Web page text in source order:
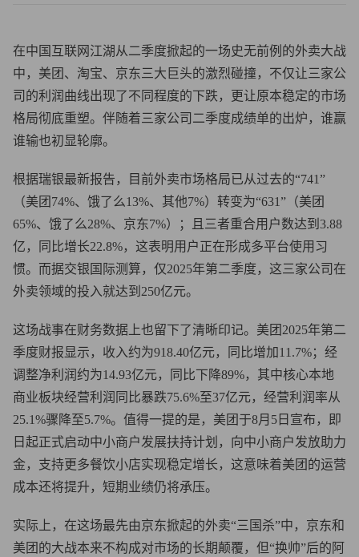
在中国互联网江湖从二季度掀起的一场史无前例的外卖大战
中，美团、淘宝、京东三大巨头的激烈碰撞，不仅让三家公
司的利润曲线出现了不同程度的下跌，更让原本稳定的市场
格局彻底重塑。伴随着三家公司二季度成绩单的出炉，谁赢
谁输也初显轮廓。
根据瑞银最新报告，目前外卖市场格局已从过去的“741”
（美团74%、饿了么13%、其他7%）转变为“631”（美团
65%、饿了么28%、京东7%）；且三者重合用户数达到3.88
亿，同比增长22.8%，这表明用户正在形成多平台使用习
惯。而据交银国际测算，仅2025年第二季度，这三家公司在
外卖领域的投入就达到250亿元。
这场战事在财务数据上也留下了清晰印记。美团2025年第二
季度财报显示，收入约为918.40亿元，同比增加11.7%；经
调整净利润约为14.93亿元，同比下降89%，其中核心本地
商业板块经营利润同比暴跌75.6%至37亿元，经营利润率从
25.1%骤降至5.7%。值得一提的是，美团于8月5日宣布，即
日起正式启动中小商户发展扶持计划，向中小商户发放助力
金，支持更多餐饮小店实现稳定增长，这意味着美团的运营
成本还将提升，短期业绩仍将承压。
实际上，在这场最先由京东掀起的外卖“三国杀”中，京东和
美团的大战本来不构成对市场的长期颠覆，但“换帅”后的阿